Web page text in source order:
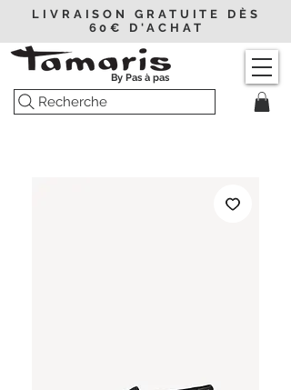
LIVRAISON GRATUITE DÈS
60€ D'ACHAT
Recherche
By Pas à pas